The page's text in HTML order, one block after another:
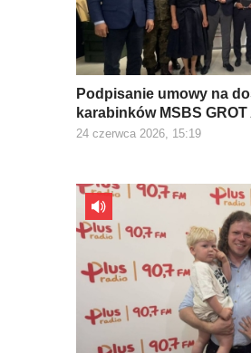
Podpisanie umowy na
karabinków MSBS GROT
24 czerwca 2026, 15:19